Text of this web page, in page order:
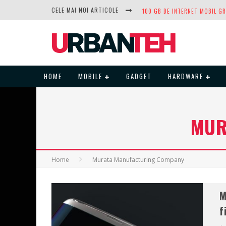
CELE MAI NOI ARTICOLE
DUPĂ ANI DE REFUZURI,
HOME MOBILE GADGET HARDWARE
Home Murata Manufacturing Company